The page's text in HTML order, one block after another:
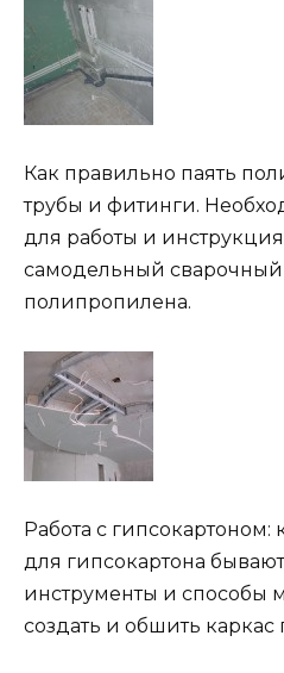
Как правильно паять
трубы и фитинги.
для работы и
самодельный сварочный
полипропилена.
Работа с
для гипсокартона
инструменты и способы
создать и обшить каркас